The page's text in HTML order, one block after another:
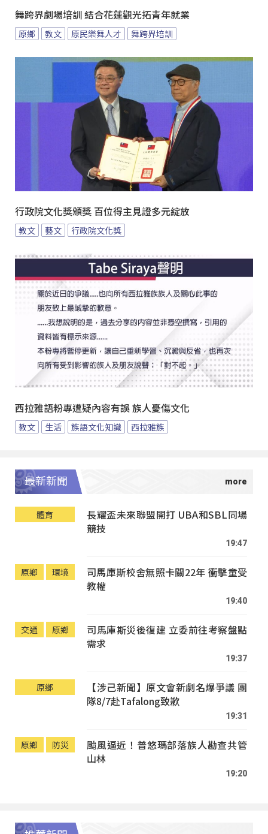
舞跨界劇場培訓 結合花蓮觀光拓青年就業
原鄉 教文 原民樂舞人才 舞跨界培訓
行政院文化獎頒獎 百位得主見證多元綻放
教文 藝文 行政院文化獎
西拉雅語粉專遭疑內容有誤 族人憂傷文化
教文 生活 族語文化知識 西拉雅族
最新新聞
體育
長耀盃未來聯盟開打 UBA和SBL同場
競技
19:47
原鄉 環境
司馬庫斯校舍無照卡關22年 衝擊童受
教權
19:40
交通 原鄉
司馬庫斯災後復建 立委前往考察盤點
需求
19:37
原鄉
【涉己新聞】原文會新劇名爆爭議 團
隊8/7赴Tafalong致歉
19:31
原鄉 防災
颱風逼近！普悠瑪部落族人勘查共管
山林
19:20